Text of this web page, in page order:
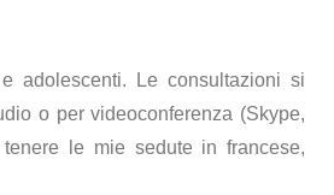
adolescenti. Le consultazioni si
o per videoconferenza (Skype,
le mie sedute in francese,